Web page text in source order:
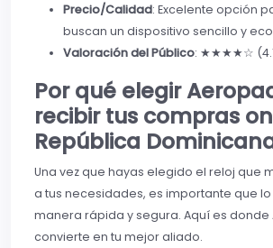
Precio/Calidad: Excelente opción
buscan un dispositivo sencillo y
Valoración del Público: ★★★★☆
Por qué elegir
recibir tus compras
República
Una vez que hayas elegido el reloj que
a tus necesidades, es importante que
manera rápida y segura. Aquí es donde
convierte en tu mejor aliado.